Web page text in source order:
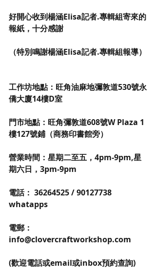
好開心收到楊涵Elisa記者.專輯組寄來的
報紙，十分感謝
（特別鳴謝楊涵Elisa記者.專輯組報導）
工作坊地點：旺角油麻地彌敦道530號永
僑大廈14樓D室
門市地點：旺角彌敦道608號W Plaza 1
樓127號鋪（商務印書館旁）
營業時間：星期二至五，4pm-9pm,星
期六日，3pm-9pm
電話： 36264525 / 90127738
whatapps
電郵：
info@clovercraftworkshop.com
(歡迎電話或email或inbox預約查詢)